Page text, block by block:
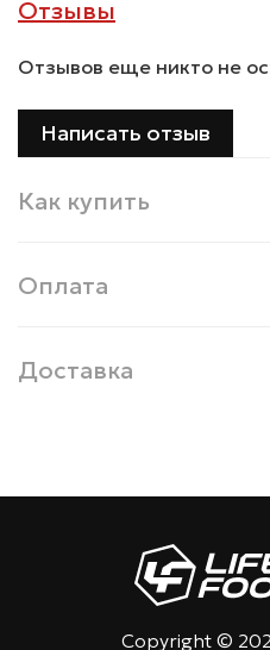
Отзывы
Отзывов еще никто не
Написать отзыв
Как купить
Оплата
Доставка
Copyright ©